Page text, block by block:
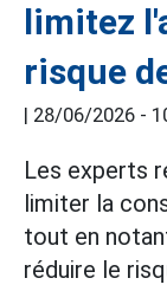
limitez
risque
| 28/06/2026 -
Les experts
limiter la
tout en
réduire le